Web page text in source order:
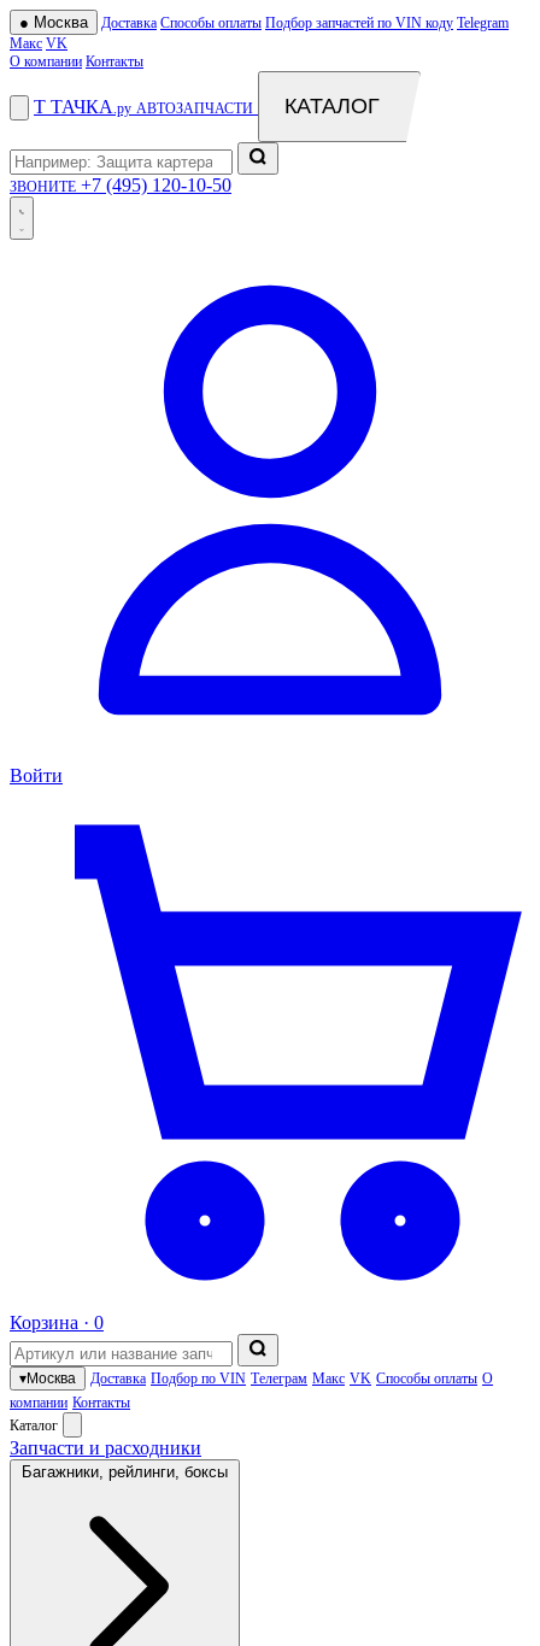
● Москва Доставка Способы оплаты Подбор запчастей по VIN коду Telegram
Макс VK
О компании Контакты
Т ТАЧКА .ру АВТОЗАПЧАСТИ КАТАЛОГ
ЗВОНИТЕ +7 (495) 120-10-50
Войти
Корзина · 0
▾Москва Доставка Подбор по VIN Телеграм Макс VK Способы оплаты О
компании Контакты
Каталог
Запчасти и расходники
Багажники, рейлинги, боксы